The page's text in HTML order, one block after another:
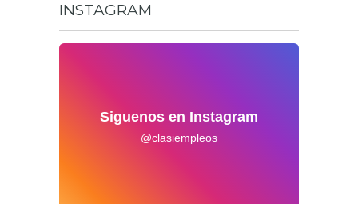
INSTAGRAM
Siguenos en Instagram
@clasiempleos